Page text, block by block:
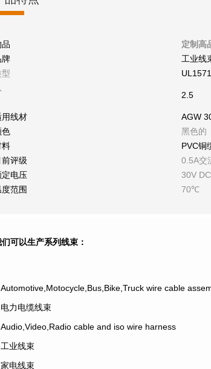
品
定制高
牌
工业线
型
UL1571
2.5
用线材
AGW
色
黑色的
料
PVC铜
前评级
0.5A交
定电压
30V DC
度范围
70℃
可以生产系列线束：
wire cable
力电缆线束
cable and iso wire harness
业线束
电线束